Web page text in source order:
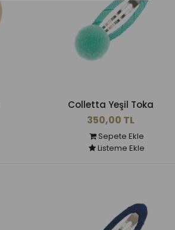
Colletta Yeşil Toka
350,00 TL
Sepete Ekle
Listeme Ekle